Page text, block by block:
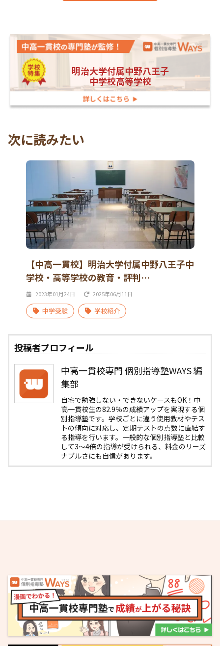
明治大学付属中野八王子
中学校高等学校
次に読みたい
【中高一貫校】明治大学付属中野八王子中
学校・高等学校の教育・評判…
2023年01月24日 2025年06月11日
中学受験 学校紹介
投稿者プロフィール
中高一貫校専門 個別指導塾WAYS 編
集部
自宅で勉強しない・できないケースもOK！中
高一貫校生の82.9％の成績アップを実現する個
別指導塾です。学校ごとに違う使用教材やテス
トの傾向に対応し、定期テストの点数に直結す
る指導を行います。一般的な個別指導塾と比較
して3〜4倍の指導が受けられる、料金のリーズ
ナブルさにも自信があります。